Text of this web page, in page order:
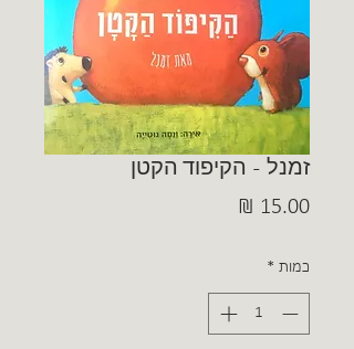
זמנל - הקיפוד הקטן
כמות *